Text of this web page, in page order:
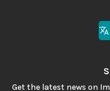
Get the latest news on